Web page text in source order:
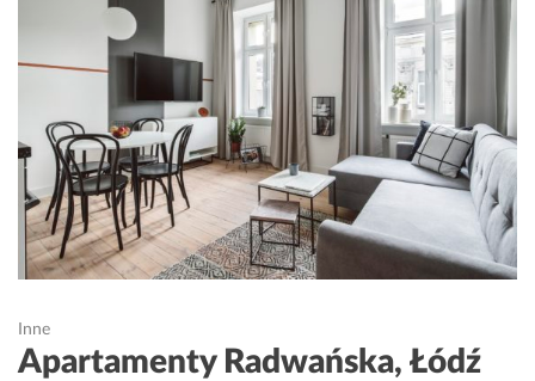
Inne
Apartamenty Radwańska, Łódź